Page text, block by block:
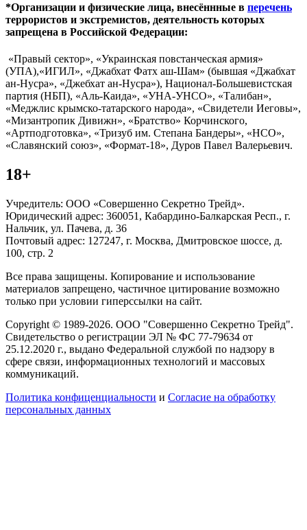
*Организации и физические лица, внесённные в перечень
террористов и экстремистов, деятельность которых
запрещена в Российской Федерации:
«Правый сектор», «Украинская повстанческая армия»
(УПА),«ИГИЛ», «Джабхат Фатх аш-Шам» (бывшая «Джабхат
ан-Нусра», «Джебхат ан-Нусра»), Национал-Большевистская
партия (НБП), «Аль-Каида», «УНА-УНСО», «Талибан»,
«Меджлис крымско-татарского народа», «Свидетели Иеговы»,
«Мизантропик Дивижн», «Братство» Корчинского,
«Артподготовка», «Тризуб им. Степана Бандеры», «НСО»,
«Славянский союз», «Формат-18», Дуров Павел Валерьевич.
18+
Учредитель: ООО «Совершенно Секретно Трейд».
Юридический адрес: 360051, Кабардино-Балкарская Респ., г.
Нальчик, ул. Пачева, д. 36
Почтовый адрес: 127247, г. Москва, Дмитровское шоссе, д.
100, стр. 2
Все права защищены. Копирование и использование
материалов запрещено, частичное цитирование возможно
только при условии гиперссылки на сайт.
Copyright © 1989-2026. ООО "Совершенно Секретно Трейд".
Свидетельство о регистрации ЭЛ № ФС 77-79634 от
25.12.2020 г., выдано Федеральной службой по надзору в
сфере связи, информационных технологий и массовых
коммуникаций.
Политика конфиценциальности и Согласие на обработку
персональных данных